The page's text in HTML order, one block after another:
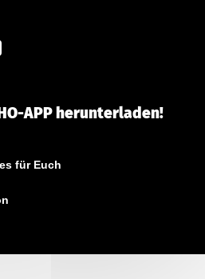
APP herunterladen!
für Euch